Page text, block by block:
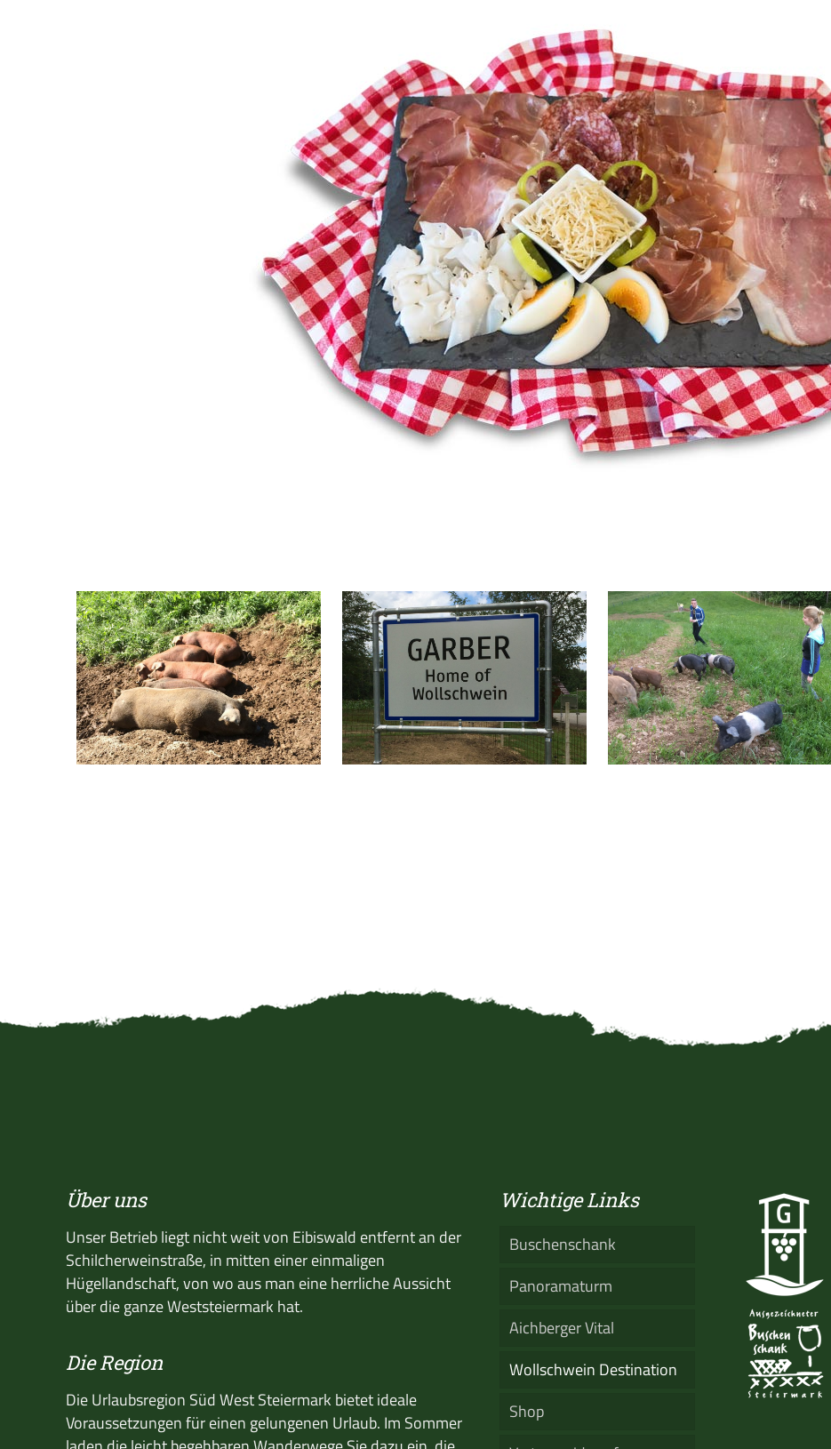
Über uns
Unser Betrieb liegt nicht weit von Eibiswald entfernt an der
Schilcherweinstraße, in mitten einer einmaligen
Hügellandschaft, von wo aus man eine herrliche Aussicht
über die ganze Weststeiermark hat.
Die Region
Die Urlaubsregion Süd West Steiermark bietet ideale
Voraussetzungen für einen gelungenen Urlaub. Im Sommer
Wichtige Links
Buschenschank
Panoramaturm
Aichberger Vital
Wollschwein Destination
Shop